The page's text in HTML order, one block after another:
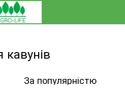
кавунів
За популярністю